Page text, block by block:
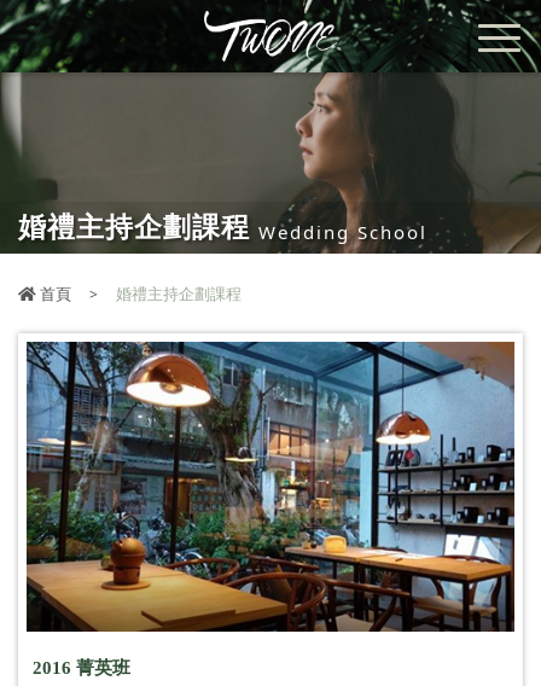
婚禮主持企劃課程 Wedding School
首頁 婚禮主持企劃課程
2016 菁英班